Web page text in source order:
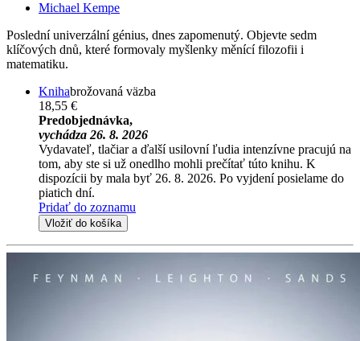
Michael Kempe
Poslední univerzální génius, dnes zapomenutý. Objevte sedm
klíčových dnů, které formovaly myšlenky měnící filozofii i
matematiku.
Knihabrožovaná väzba
18,55 €
Predobjednávka,
vychádza 26. 8. 2026
Vydavateľ, tlačiar a ďalší usilovní ľudia intenzívne pracujú na
tom, aby ste si už onedlho mohli prečítať túto knihu. K
dispozícii by mala byť 26. 8. 2026. Po vyjdení posielame do
piatich dní.
Pridať do zoznamu
Vložiť do košíka